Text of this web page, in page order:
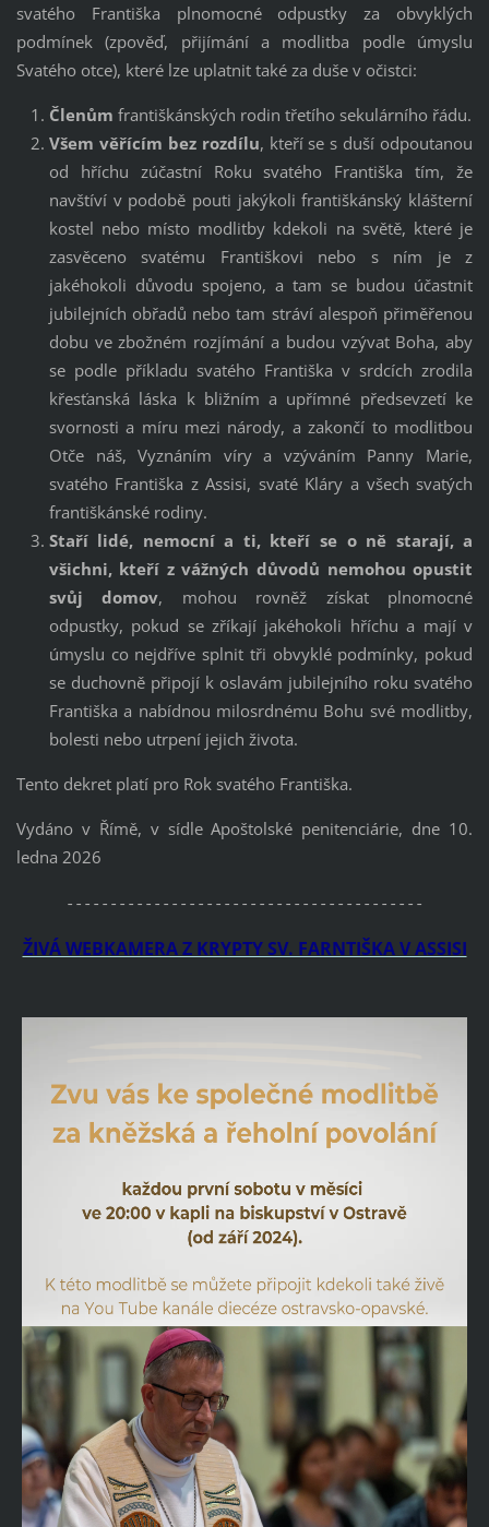
svatého Františka plnomocné odpustky za obvyklých
podmínek (zpověď, přijímání a modlitba podle úmyslu
Svatého otce), které lze uplatnit také za duše v očistci:
Členům františkánských rodin třetího sekulárního řádu.
Všem věřícím bez rozdílu, kteří se s duší odpoutanou
od hříchu zúčastní Roku svatého Františka tím, že
navštíví v podobě pouti jakýkoli františkánský klášterní
kostel nebo místo modlitby kdekoli na světě, které je
zasvěceno svatému Františkovi nebo s ním je z
jakéhokoli důvodu spojeno, a tam se budou účastnit
jubilejních obřadů nebo tam stráví alespoň přiměřenou
dobu ve zbožném rozjímání a budou vzývat Boha, aby
se podle příkladu svatého Františka v srdcích zrodila
křesťanská láska k bližním a upřímné předsevzetí ke
svornosti a míru mezi národy, a zakončí to modlitbou
Otče náš, Vyznáním víry a vzýváním Panny Marie,
svatého Františka z Assisi, svaté Kláry a všech svatých
františkánské rodiny.
Staří lidé, nemocní a ti, kteří se o ně starají, a
všichni, kteří z vážných důvodů nemohou opustit
svůj domov, mohou rovněž získat plnomocné
odpustky, pokud se zříkají jakéhokoli hříchu a mají v
úmyslu co nejdříve splnit tři obvyklé podmínky, pokud
se duchovně připojí k oslavám jubilejního roku svatého
Františka a nabídnou milosrdnému Bohu své modlitby,
bolesti nebo utrpení jejich života.
Tento dekret platí pro Rok svatého Františka.
Vydáno v Římě, v sídle Apoštolské penitenciárie, dne 10.
ledna 2026
-----------------------------------------
ŽIVÁ WEBKAMERA Z KRYPTY SV. FARNTIŠKA V ASSISI